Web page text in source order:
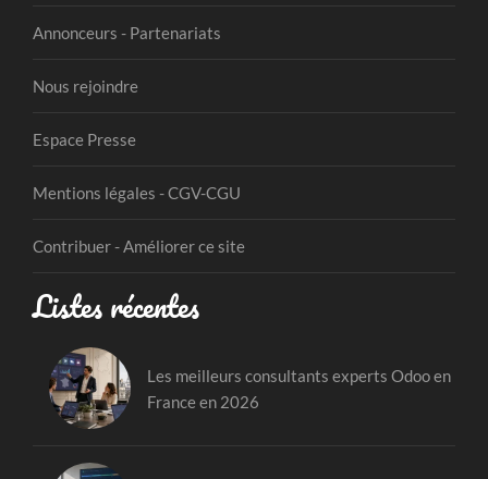
Annonceurs - Partenariats
Nous rejoindre
Espace Presse
Mentions légales - CGV-CGU
Contribuer - Améliorer ce site
Listes récentes
Les meilleurs consultants experts Odoo en
France en 2026